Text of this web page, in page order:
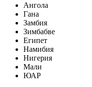
Ангола
Гана
Замбия
Зимбабве
Египет
Намибия
Нигерия
Мали
ЮАР